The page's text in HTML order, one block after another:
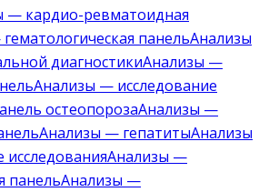
— кардио-ревматоидная
панельАнализы
диагностикиАнализы —
Анализы — исследование
остеопорозаАнализы —
Анализы — гепатитыАнализы
Анализы —
панельАнализы —